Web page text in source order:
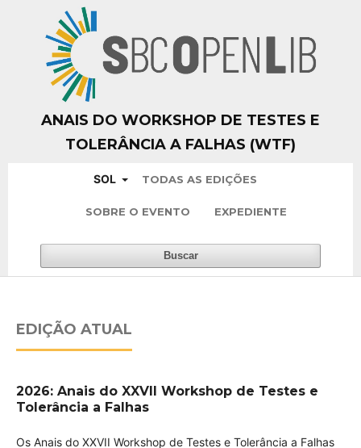
ANAIS DO WORKSHOP DE TESTES E
TOLERÂNCIA A FALHAS (WTF)
SOL TODAS AS EDIÇÕES
SOBRE O EVENTO EXPEDIENTE
Buscar
EDIÇÃO ATUAL
2026: Anais do XXVII Workshop de Testes e
Tolerância a Falhas
Os Anais do XXVII Workshop de Testes e Tolerância a Falhas